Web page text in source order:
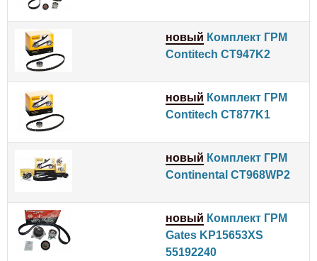
новый Комплект ГРМ
Contitech CT947K2
новый Комплект ГРМ
Contitech CT877K1
новый Комплект ГРМ
Continental CT968WP2
новый Комплект ГРМ
Gates KP15653XS
55192240